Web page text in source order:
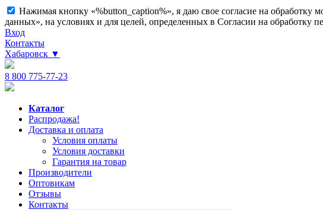
Нажимая кнопку «%button_caption%», я даю свое согласие на
данных», на условиях и для целей, определенных в Согласии на обработку
Вход
Контакты
Хабаровск ▼
8 800 775-77-23
Каталог
Распродажа!
Доставка и оплата
Условия оплаты
Условия доставки
Гарантия на товар
Производители
Оптовикам
Отзывы
Контакты